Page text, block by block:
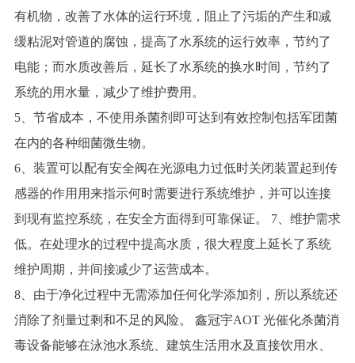
有机物，改善了水体的运行环境，阻止了污垢的产生和减
缓粘泥对管道的腐蚀，提高了水系统的运行效率，节约了
电能；而水质改善后，延长了水系统的换水时间，节约了
系统的用水量，减少了维护费用。
5、节省成本，不使用杀菌剂即可达到有效控制包括军团菌
在内的各种细菌微生物。
6、装置可以配有安全阀在光源电力过低时关闭装置起到传
感器的作用用来指示何时需要进行系统维护，并可以连接
到现有监控系统，在安全方面得到可靠保证。 7、维护需求
低。在处理水的过程中提高水质，很大程度上延长了系统
维护周期，并间接减少了运营成本。
8、由于净化过程中无需添加任何化学添加剂，所以系统还
消除了剂量过剩和不足的风险。 鑫冠宇AOT 光催化杀菌消
毒设备能够在泳池水系统、建筑生活用水及直接饮用水、